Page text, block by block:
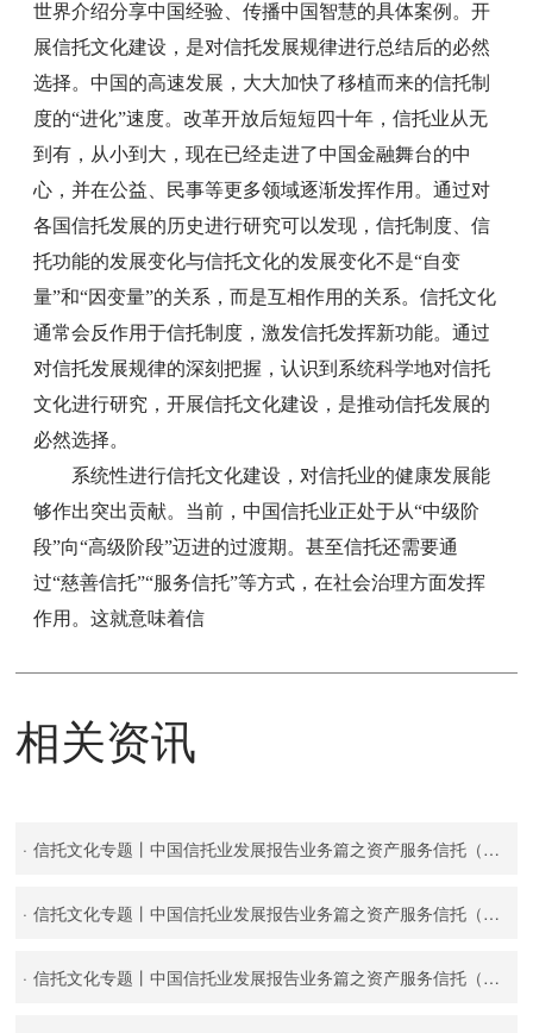
世界介绍分享中国经验、传播中国智慧的具体案例。开
展信托文化建设，是对信托发展规律进行总结后的必然
选择。中国的高速发展，大大加快了移植而来的信托制
度的“进化”速度。改革开放后短短四十年，信托业从无
到有，从小到大，现在已经走进了中国金融舞台的中
心，并在公益、民事等更多领域逐渐发挥作用。通过对
各国信托发展的历史进行研究可以发现，信托制度、信
托功能的发展变化与信托文化的发展变化不是“自变
量”和“因变量”的关系，而是互相作用的关系。信托文化
通常会反作用于信托制度，激发信托发挥新功能。通过
对信托发展规律的深刻把握，认识到系统科学地对信托
文化进行研究，开展信托文化建设，是推动信托发展的
必然选择。
系统性进行信托文化建设，对信托业的健康发展能
够作出突出贡献。当前，中国信托业正处于从“中级阶
段”向“高级阶段”迈进的过渡期。甚至信托还需要通
过“慈善信托”“服务信托”等方式，在社会治理方面发挥
作用。这就意味着信
相关资讯
· 信托文化专题丨中国信托业发展报告业务篇之资产服务信托（十三）
· 信托文化专题丨中国信托业发展报告业务篇之资产服务信托（十三）
· 信托文化专题丨中国信托业发展报告业务篇之资产服务信托（十二）